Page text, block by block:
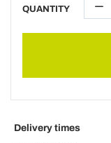
QUANTITY
Delivery times